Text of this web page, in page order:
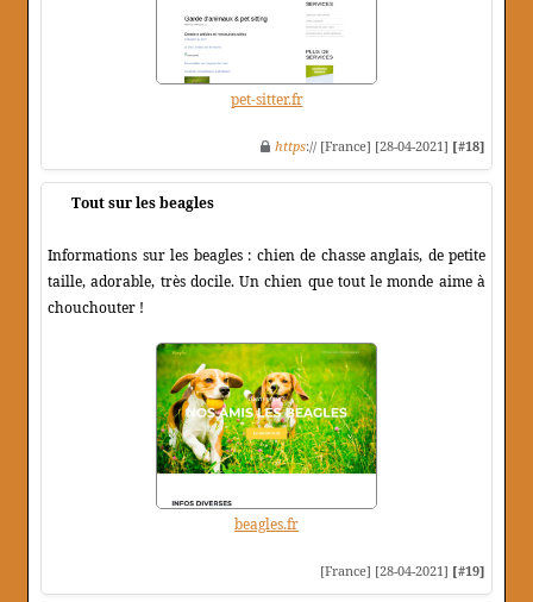
pet-sitter.fr
https:// [France] [28-04-2021] [#18]
Tout sur les beagles
Informations sur les beagles : chien de chasse anglais, de petite
taille, adorable, très docile. Un chien que tout le monde aime à
chouchouter !
beagles.fr
[France] [28-04-2021] [#19]